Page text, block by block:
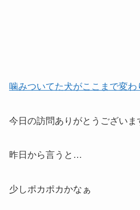
噛みついてた犬がここまで変わ
今日の訪問ありがとうございま
昨日から言うと…
少しポカポカかなぁ